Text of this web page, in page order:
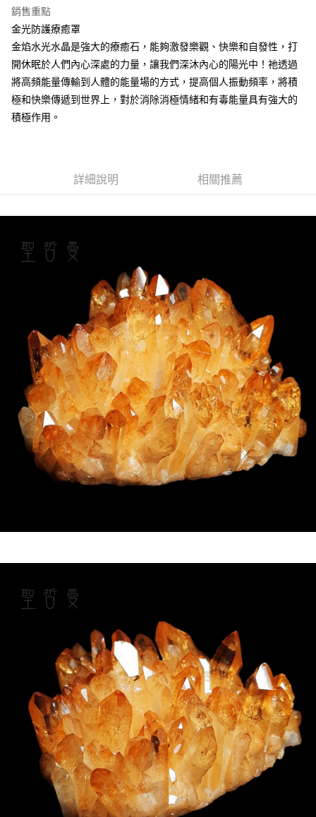
全家取貨付款
每筆NT$80，滿NT$3,000(含以上)免運費
7-11取貨付款
賣家宅配幫您送（台灣）
每筆NT$80，滿NT$3,000(含以上)免運費
銷售重點
金光防護療癒罩
金焰水光水晶是強大的療癒石，能夠激發樂觀、快樂和自發性，打
開休眠於人們內心深處的力量，讓我們深沐內心的陽光中！祂透過
將高頻能量傳輸到人體的能量場的方式，提高個人振動頻率，將積
極和快樂傳遞到世界上，對於消除消極情緒和有毒能量具有強大的
積極作用。
詳細說明 相關推薦